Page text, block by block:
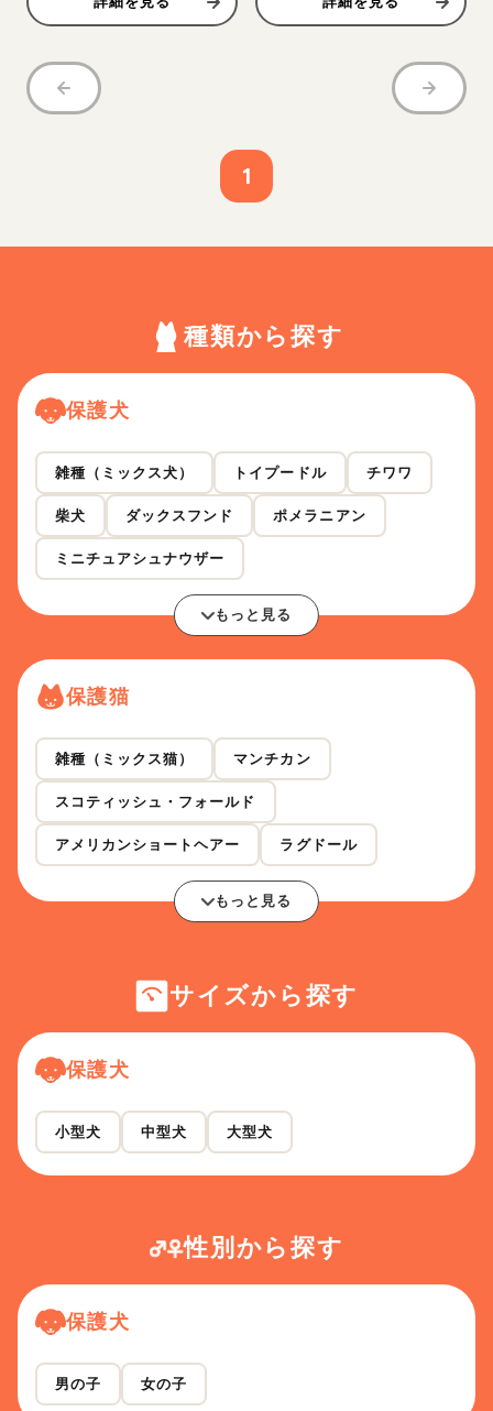
1
種類から探す
保護犬
雑種（ミックス犬） トイプードル チワワ
柴犬 ダックスフンド ポメラニアン
ミニチュアシュナウザー
もっと見る
保護猫
雑種（ミックス猫） マンチカン
スコティッシュ・フォールド
アメリカンショートヘアー ラグドール
もっと見る
サイズから探す
保護犬
小型犬 中型犬 大型犬
性別から探す
保護犬
男の子 女の子